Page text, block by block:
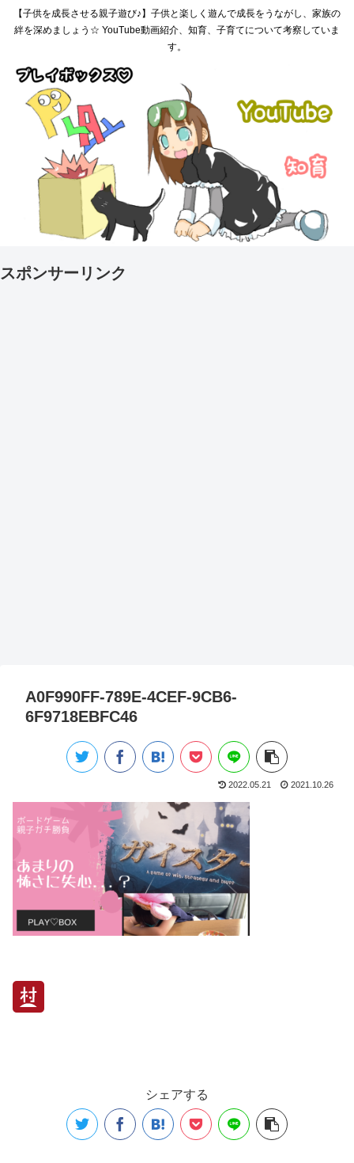
【子供を成長させる親子遊び♪】子供と楽しく遊んで成長をうながし、家族の
絆を深めましょう☆ YouTube動画紹介、知育、子育てについて考察していま
す。
スポンサーリンク
A0F990FF-789E-4CEF-9CB6-
6F9718EBFC46
2022.05.21 2021.10.26
シェアする